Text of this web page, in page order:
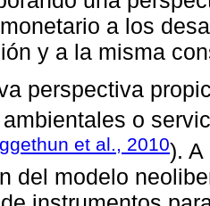
a los
y a la misma
perspectiva
o
et al., 2010). A
del modelo